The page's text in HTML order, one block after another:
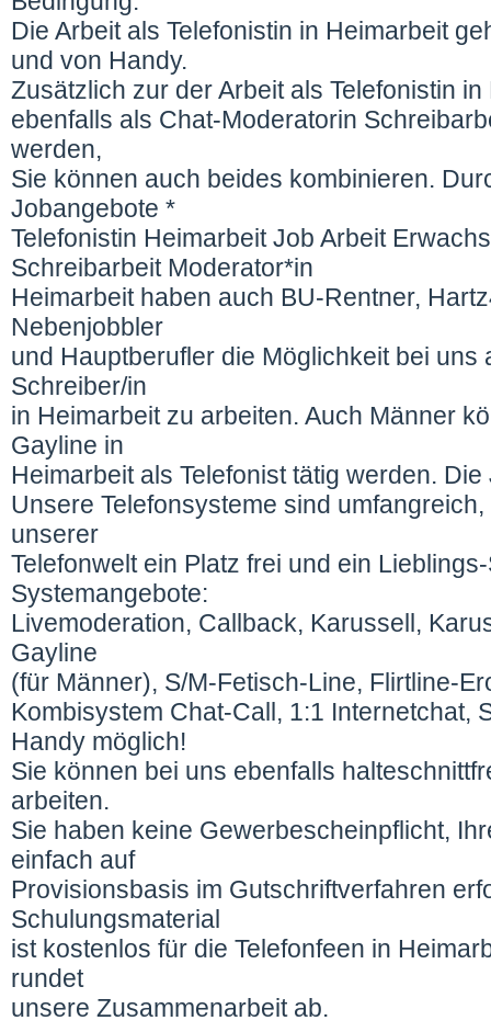
Die Arbeit als Telefonistin in Heimarbeit
und von Handy.
Zusätzlich zur der Arbeit als Telefonistin
ebenfalls als Chat-Moderatorin
werden,
Sie können auch beides kombinieren.
Jobangebote *
Telefonistin Heimarbeit Job Arbeit
Schreibarbeit Moderator*in
Heimarbeit haben auch BU-Rentner,
Nebenjobbler
und Hauptberufler die Möglichkeit bei uns
Schreiber/in
in Heimarbeit zu arbeiten. Auch Männer
Gayline in
Heimarbeit als Telefonist tätig werden.
Unsere Telefonsysteme sind
unserer
Telefonwelt ein Platz frei und ein
Systemangebote:
Livemoderation, Callback, Karussell,
Gayline
(für Männer), S/M-Fetisch-Line, Flirtline-
Kombisystem Chat-Call, 1:1 Internetchat,
Handy möglich!
Sie können bei uns ebenfalls
arbeiten.
Sie haben keine Gewerbescheinpflicht,
einfach auf
Provisionsbasis im Gutschriftverfahren
Schulungsmaterial
ist kostenlos für die Telefonfeen in
rundet
unsere Zusammenarbeit ab.